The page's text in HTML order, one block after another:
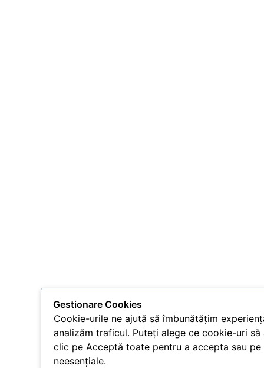
Gestionare Cookies
Cookie-urile ne ajută să îmbunătățim
analizăm traficul. Puteți alege ce cookie-uri
clic pe Acceptă toate pentru a accepta sau
neesențiale.